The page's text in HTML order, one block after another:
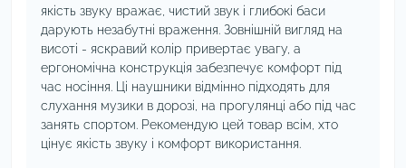
якість звуку вражає, чистий звук і глибокі баси
дарують незабутні враження. Зовнішній вигляд на
висоті - яскравий колір привертає увагу, а
ергономічна конструкція забезпечує комфорт під
час носіння. Ці наушники відмінно підходять для
слухання музики в дорозі, на прогулянці або під час
занять спортом. Рекомендую цей товар всім, хто
цінує якість звуку і комфорт використання.